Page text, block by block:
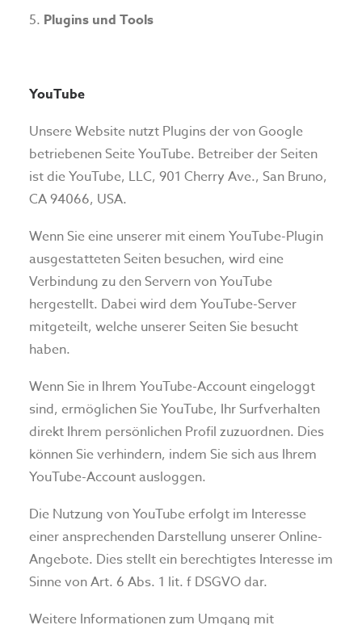
Plugins und Tools
YouTube
Unsere Website nutzt Plugins der von Google
betriebenen Seite YouTube. Betreiber der Seiten
ist die YouTube, LLC, 901 Cherry Ave., San Bruno,
CA 94066, USA.
Wenn Sie eine unserer mit einem YouTube-Plugin
ausgestatteten Seiten besuchen, wird eine
Verbindung zu den Servern von YouTube
hergestellt. Dabei wird dem YouTube-Server
mitgeteilt, welche unserer Seiten Sie besucht
haben.
Wenn Sie in Ihrem YouTube-Account eingeloggt
sind, ermöglichen Sie YouTube, Ihr Surfverhalten
direkt Ihrem persönlichen Profil zuzuordnen. Dies
können Sie verhindern, indem Sie sich aus Ihrem
YouTube-Account ausloggen.
Die Nutzung von YouTube erfolgt im Interesse
einer ansprechenden Darstellung unserer Online-
Angebote. Dies stellt ein berechtigtes Interesse im
Sinne von Art. 6 Abs. 1 lit. f DSGVO dar.
Weitere Informationen zum Umgang mit